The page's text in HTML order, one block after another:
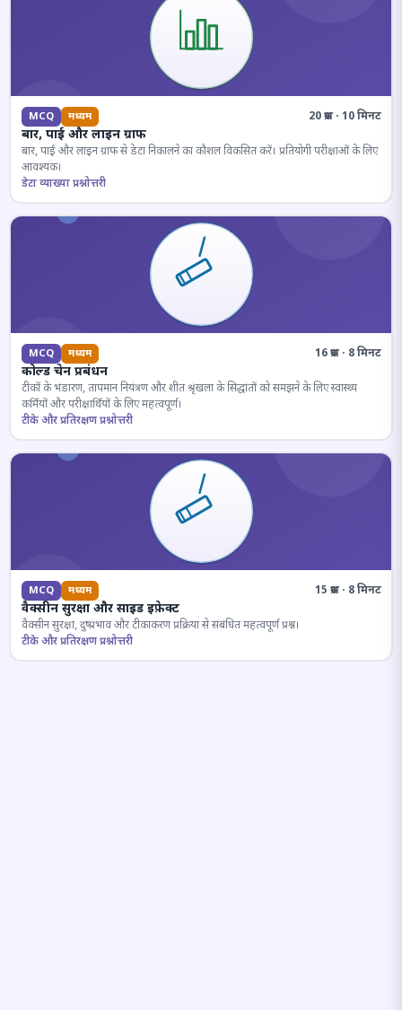
MCQ मध्यम 20 प्रश्न · 10 मिनट
बार, पाई और लाइन ग्राफ
बार, पाई और लाइन ग्राफ से डेटा निकालने का कौशल विकसित करें। प्रतियोगी परीक्षाओं के लिए
आवश्यक।
डेटा व्याख्या प्रश्नोत्तरी
MCQ मध्यम 16 प्रश्न · 8 मिनट
कोल्ड चेन प्रबंधन
टीकों के भंडारण, तापमान नियंत्रण और शीत श्रृंखला के सिद्धांतों को समझने के लिए स्वास्थ्य
कर्मियों और परीक्षार्थियों के लिए महत्वपूर्ण।
टीके और प्रतिरक्षण प्रश्नोत्तरी
MCQ मध्यम 15 प्रश्न · 8 मिनट
वैक्सीन सुरक्षा और साइड इफ़ेक्ट
वैक्सीन सुरक्षा, दुष्प्रभाव और टीकाकरण प्रक्रिया से संबंधित महत्वपूर्ण प्रश्न।
टीके और प्रतिरक्षण प्रश्नोत्तरी